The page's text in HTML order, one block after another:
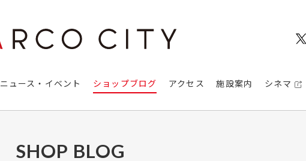
ニュース・イベント ショップブログ アクセス 施設案内 シネマ
SHOP BLOG